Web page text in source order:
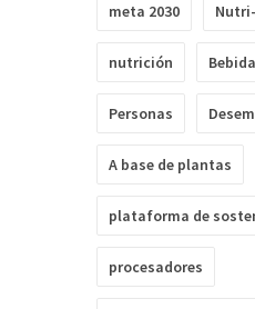
meta 2030
nutrición
Personas
A base de plantas
plataforma de
procesadores